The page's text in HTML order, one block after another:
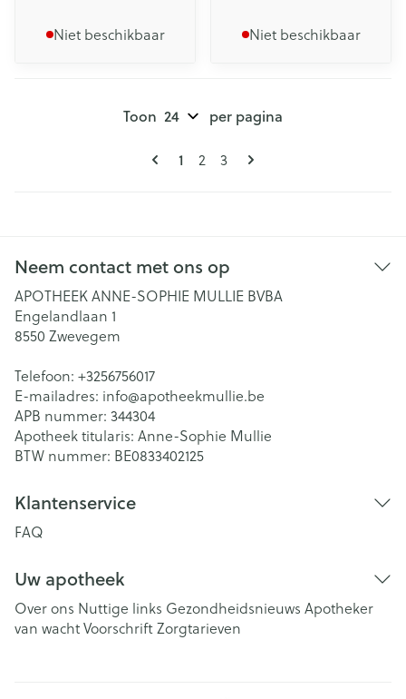
Niet beschikbaar Niet beschikbaar
Pagina's
U lees momenteel pagina
1 Pagina
2 Pagina
3
Toon per pagina
Neem contact met ons op
APOTHEEK ANNE-SOPHIE MULLIE BVBA
Engelandlaan 1
8550 Zwevegem
Telefoon: +3256756017
E-mailadres: info@apotheekmullie.be
APB nummer: 344304
Apotheek titularis: Anne-Sophie Mullie
BTW nummer: BE0833402125
Klantenservice
FAQ
Uw apotheek
Over ons Nuttige links Gezondheidsnieuws Apotheker
van wachtVoorschriftZorgtarieven